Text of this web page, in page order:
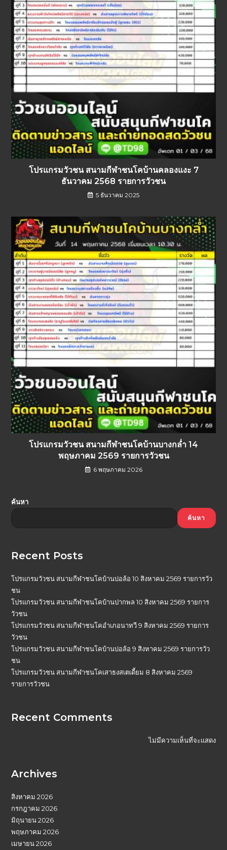
โปรแกรมวัวชน สนามกีฬาชนโคบ้านคลองแงะ 7
ธันวาคม 2568 รายการวัวชน
5 ธันวาคม 2025
โปรแกรมวัวชน สนามกีฬาชนโคบ้านบางกล่ำ 14
พฤษภาคม 2569 รายการวัวชน
6 พฤษภาคม 2026
ค้นหา
ค้นหา
Recent Posts
โปรแกรมวัวชน สนามกีฬาชนโคบ้านบ่อล้อ 10 สิงหาคม 2569 รายการวัว
ชน
โปรแกรมวัวชน สนามกีฬาชนโคบ้านปากพล 10 สิงหาคม 2569 รายการ
วัวชน
โปรแกรมวัวชน สนามกีฬาชนโคอำเภอนาทวี 9 สิงหาคม 2569 รายการ
วัวชน
โปรแกรมวัวชน สนามกีฬาชนโคบ้านบ่อล้อ 9 สิงหาคม 2569 รายการวัว
ชน
โปรแกรมวัวชน สนามกีฬาชนโคเสาธงสเตเดี้ยม 8 สิงหาคม 2569
รายการวัวชน
Recent Comments
ไม่มีความเห็นที่จะแสดง
Archives
สิงหาคม 2026
กรกฎาคม 2026
มิถุนายน 2026
พฤษภาคม 2026
เมษายน 2026